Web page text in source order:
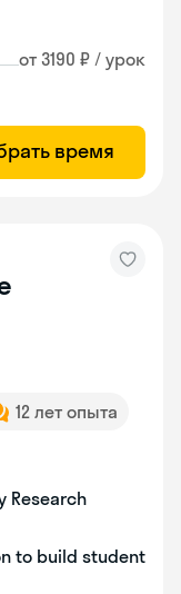
от 3190 ₽ / урок
время
12 лет опыта
Research
to build student